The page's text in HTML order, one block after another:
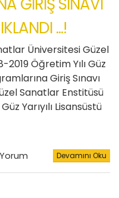
...!
Üniversitesi Güzel
Öğretim Yılı Güz
Giriş Sınavı
Sanatlar Enstitüsü
Yarıyılı Lisansüstü
Devamını Oku